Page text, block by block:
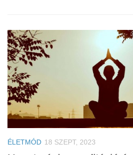
ÉLETMÓD 18 SZEPT, 2023